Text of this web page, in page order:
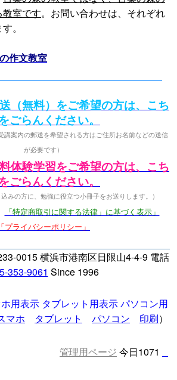
室です。お問い合わせは、それぞれ
。
作文教室
（無料）をご希望の方は、こち
ごらんください。
講案内の郵送を希望される方はご住所お名前などの送信
が必要です）
体験学習をご希望の方は、こち
ごらんください。
みの方に、勉強に役立つ小冊子をお送りします。）
「特定商取引に関する法律」に基づく表示」
「プライバシーポリシー」
0015 横浜市港南区日限山4-4-9 電話
353-9061 Since 1996
用表示 タブレット用表示パソコン用
マホ タブレット パソコン 印刷）
管理用ページ 今日1071